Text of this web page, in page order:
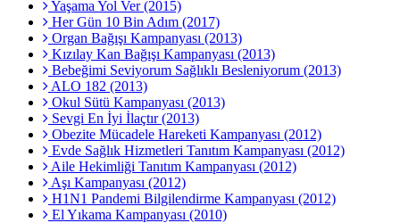
Yaşama Yol Ver (2015)
Her Gün 10 Bin Adım (2017)
Organ Bağışı Kampanyası (2013)
Kızılay Kan Bağışı Kampanyası (2013)
Bebeğimi Seviyorum Sağlıklı Besleniyorum (2013)
ALO 182 (2013)
Okul Sütü Kampanyası (2013)
Sevgi En İyi İlaçtır (2013)
Obezite Mücadele Hareketi Kampanyası (2012)
Evde Sağlık Hizmetleri Tanıtım Kampanyası (2012)
Aile Hekimliği Tanıtım Kampanyası (2012)
Aşı Kampanyası (2012)
H1N1 Pandemi Bilgilendirme Kampanyası (2012)
El Yıkama Kampanyası (2010)